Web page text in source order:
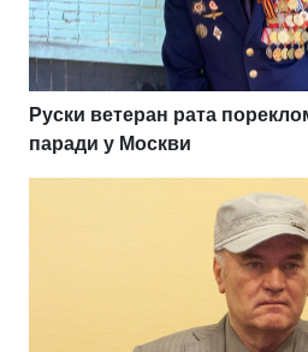
Руски ветеран рата
паради у Москви